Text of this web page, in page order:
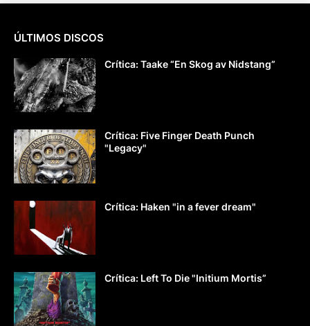
ÚLTIMOS DISCOS
Crítica: Taake “En Skog av Nidstang”
Crítica: Five Finger Death Punch
"Legacy"
Crítica: Haken "in a fever dream"
Crítica: Left To Die "Initium Mortis”